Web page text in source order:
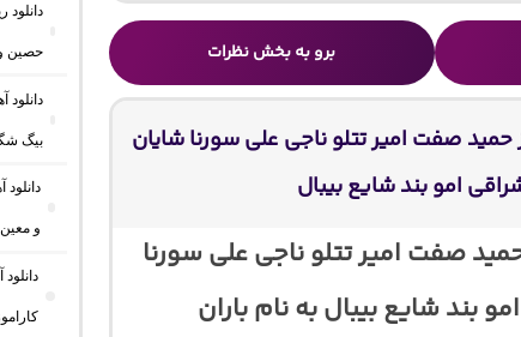
برو به بخش نظرات
حمید صفت امیر تتلو ناجی علی سورنا شایان
امو بند شایع بیبال
صفت امیر تتلو ناجی علی سورنا
بند شایع بیبال به نام باران
حصین
بیگ
و